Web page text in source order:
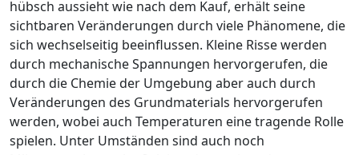
hübsch aussieht wie nach dem Kauf, erhält seine
sichtbaren Veränderungen durch viele Phänomene, die
sich wechselseitig beeinflussen. Kleine Risse werden
durch mechanische Spannungen hervorgerufen, die
durch die Chemie der Umgebung aber auch durch
Veränderungen des Grundmaterials hervorgerufen
werden, wobei auch Temperaturen eine tragende Rolle
spielen. Unter Umständen sind auch noch